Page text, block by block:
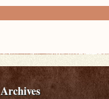
Archives